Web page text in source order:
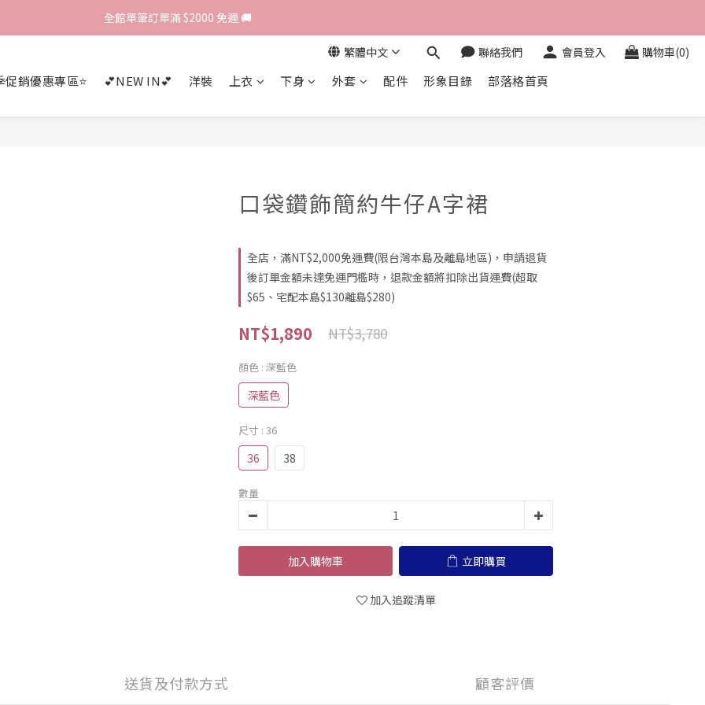
歡迎光臨 RED HOUSE! 新客註冊會員即贈$200購物金 ♥
全館單筆訂單滿 $2000 免運 🚚
繁體中文 聯絡我們 會員登入 購物車(0)
促銷優惠專區⭐ 💕NEW IN💕 洋裝 上衣 下身 外套 配件 形象目錄 部落格首頁
口袋鑽飾簡約牛仔A字裙
全店，滿NT$2,000免運費(限台灣本島及離島地區)，申請退貨
後訂單金額未達免運門檻時，退款金額將扣除出貨運費(超取
$65、宅配本島$130離島$280)
NT$1,890 NT$3,780
顏色 : 深藍色
深藍色
尺寸 : 36
36 38
數量
加入購物車 立即購買
加入追蹤清單
送貨及付款方式 顧客評價